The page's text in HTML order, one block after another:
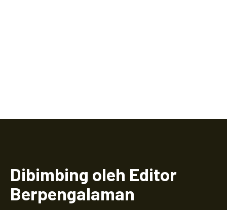
Dibimbing oleh Editor
Berpengalaman